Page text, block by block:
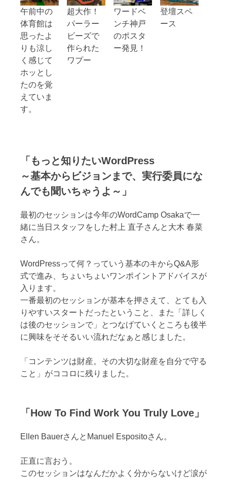
午前中の
体育館は
思ったよ
りも涼し
く感じて
ホッとし
たのを覚
えていま
す。
超大作！
パーラー
ビーズで
作られた
ワプー
ワードベ
ンチ神戸
のポスタ
ー発見！
登壇スペ
ース
「もっと知りたいWordPress
～基本からビジョンまで、実行委員にな
んでも聞いちゃうよ～」
最初のセッションは今年のWordCamp Osakaで一
緒に当日スタッフをした村上 直子さんと大木 春菜
さん。
WordPressって何？っていう基本のキからQ&A形
式で進み、ちょいちょいワンポイントアドバイスが
入ります。
一番最初のセッションが基本を押さえて、とても入
りやすいスタートだったということ、また「詳しく
は後のセッションで」とつなげていくところも後半
に興味をそそるいい流れだなぁと感じました。
「コンテンツは財産。その大切な財産を自分で守る
こと」がココロに残りました。
「How To Find Work You Truly Love」
Ellen BauerさんとManuel Espositoさん。
正直に言おう。
このセッションはなんだかよく分からないけど涙が